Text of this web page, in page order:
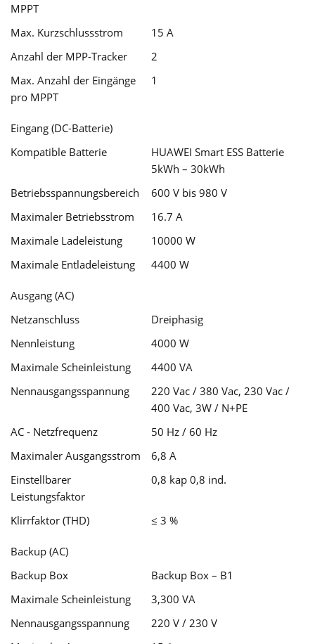
MPPT
Max. Kurzschlussstrom
15 A
Anzahl der MPP-Tracker
2
Max. Anzahl der Eingänge
pro MPPT
1
Eingang (DC-Batterie)
Kompatible Batterie
HUAWEI Smart ESS Batterie
5kWh – 30kWh
Betriebsspannungsbereich
600 V bis 980 V
Maximaler Betriebsstrom
16.7 A
Maximale Ladeleistung
10000 W
Maximale Entladeleistung
4400 W
Ausgang (AC)
Netzanschluss
Dreiphasig
Nennleistung
4000 W
Maximale Scheinleistung
4400 VA
Nennausgangsspannung
220 Vac / 380 Vac, 230 Vac /
400 Vac, 3W / N+PE
AC - Netzfrequenz
50 Hz / 60 Hz
Maximaler Ausgangsstrom
6,8 A
Einstellbarer
Leistungsfaktor
0,8 kap 0,8 ind.
Klirrfaktor (THD) ≤ 3 %
Backup (AC)
Backup Box
Backup Box – B1
Maximale Scheinleistung
3,300 VA
Nennausgangsspannung
220 V / 230 V